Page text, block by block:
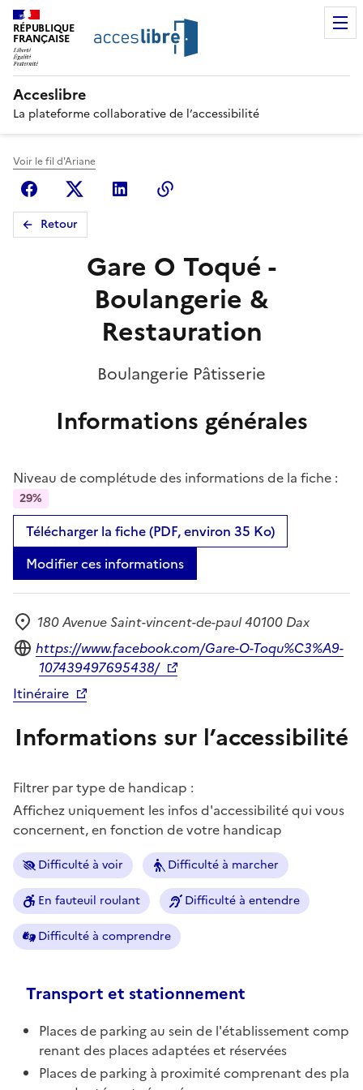
RÉPUBLIQUE
FRANÇAISE
Acceslibre
La plateforme collaborative de l’accessibilité
Voir le fil d'Ariane
FacebookX (anciennement Twitter)
Linkedin
Retour
Gare O Toqué -
Boulangerie &
Restauration
Boulangerie Pâtisserie
Informations générales
Niveau de complétude des informations de la fiche :
29%
Télécharger la fiche (PDF, environ 35 Ko)
Modifier ces informations
Adresse
180 Avenue Saint-vincent-de-paul 40100 Dax
Site internet
https://www.facebook.com/Gare-O-Toqu%C3%A9-
107439497695438/
Itinéraire
Informations sur l’accessibilité
Filtrer par type de handicap :
Affichez uniquement les infos d'accessibilité qui vous
concernent, en fonction de votre handicap
Difficulté à voir Difficulté à marcher
En fauteuil roulant Difficulté à entendre
Difficulté à comprendre
Transport et stationnement
Places de parking au sein de l'établissement comp
renant des places adaptées et réservées
Places de parking à proximité comprenant des pla